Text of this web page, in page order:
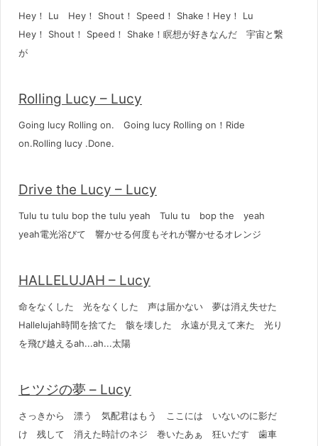
Hey！ Lu Hey！ Shout！ Speed！ Shake！Hey！ Lu
Hey！ Shout！ Speed！ Shake！瞑想が好きなんだ 宇宙と繋
が
Rolling Lucy – Lucy
Going lucy Rolling on. Going lucy Rolling on！Ride
on.Rolling lucy .Done.
Drive the Lucy – Lucy
Tulu tu tulu bop the tulu yeah Tulu tu bop the yeah
yeah電光浴びて 響かせる何度もそれが響かせるオレンジ
HALLELUJAH – Lucy
命をなくした 光をなくした 声は届かない 夢は消え失せた
Hallelujah時間を捨てた 骸を壊した 永遠が見えて来た 光り
を飛び越えるah...ah...太陽
ヒツジの夢 – Lucy
さっきから 漂う 気配君はもう ここには いないのに影だ
け 残して 消えた時計のネジ 巻いたあぁ 狂いだす 歯車